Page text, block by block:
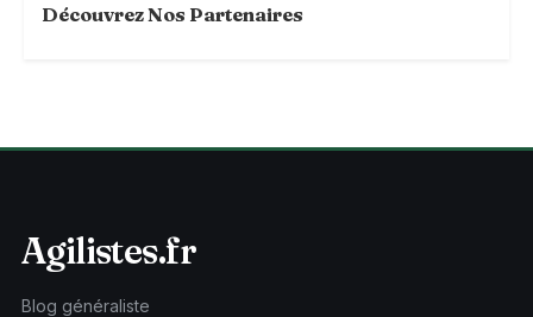
Découvrez Nos Partenaires
Agilistes.fr
Blog généraliste